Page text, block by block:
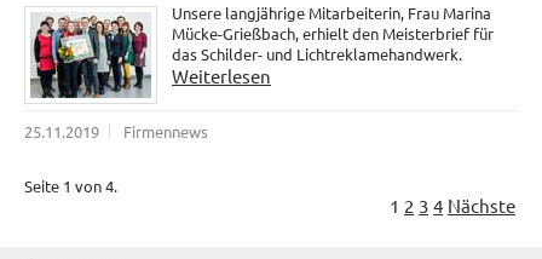
Unsere langjährige Mitarbeiterin, Frau Marina
Mücke-Grießbach, erhielt den Meisterbrief für
das Schilder- und Lichtreklamehandwerk.
Weiterlesen
25.11.2019 Firmennews
Seite 1 von 4.
1 2 3 4 Nächste